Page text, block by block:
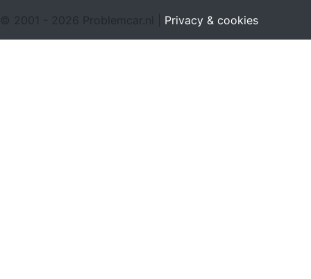
© 2001 - 2026 Problemcar.nl | Privacy & cookies